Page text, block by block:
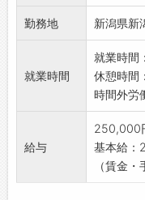
*飛び込
変更範囲
勤務地 新潟県新
就業時間
就業時間
休憩時間
時間外労
給与
250,000
基本給
（賃金